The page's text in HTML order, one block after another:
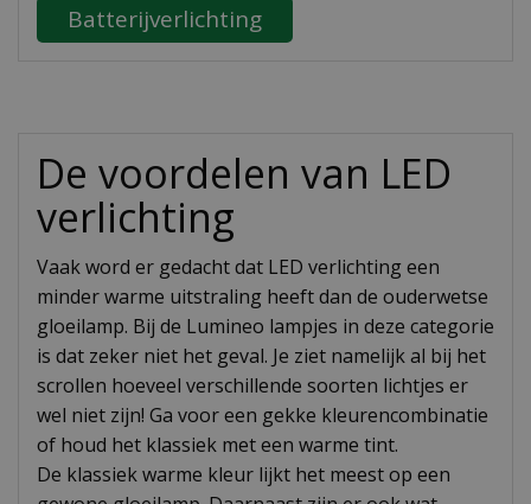
Batterijverlichting
De voordelen van LED
verlichting
Vaak word er gedacht dat LED verlichting een
minder warme uitstraling heeft dan de ouderwetse
gloeilamp. Bij de Lumineo lampjes in deze categorie
is dat zeker niet het geval. Je ziet namelijk al bij het
scrollen hoeveel verschillende soorten lichtjes er
wel niet zijn! Ga voor een gekke kleurencombinatie
of houd het klassiek met een warme tint.
De klassiek warme kleur lijkt het meest op een